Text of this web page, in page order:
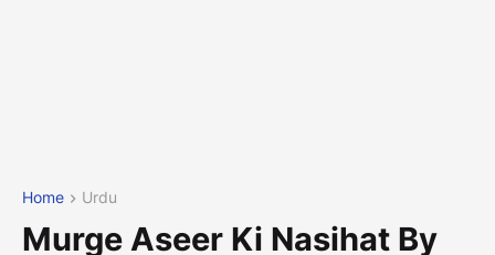
Home Urdu
Murge Aseer Ki Nasihat By